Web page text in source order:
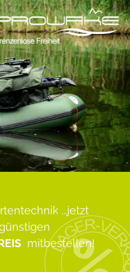
...jetzt
mitbestellen!